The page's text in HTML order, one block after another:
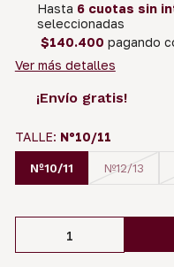
Hasta 6 cuotas sin
seleccionadas
$140.400 pagando
Ver más detalles
¡Envío gratis!
TALLE: Nº10/11
Nº10/11 Nº12/13